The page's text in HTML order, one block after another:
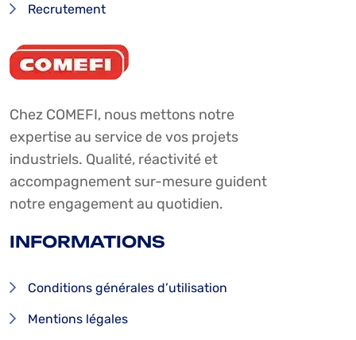
Recrutement
Chez COMEFI, nous mettons notre
expertise au service de vos projets
industriels. Qualité, réactivité et
accompagnement sur-mesure guident
notre engagement au quotidien.
INFORMATIONS
Conditions générales d’utilisation
Mentions légales